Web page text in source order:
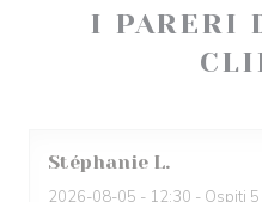
I PARERI
Stéphanie L
2026-08-05 - 12:30 - Ospiti 5